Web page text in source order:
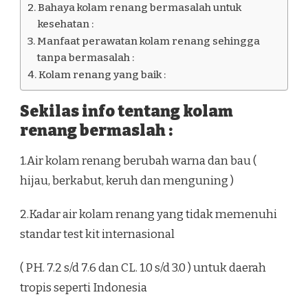
Bahaya kolam renang bermasalah untuk
kesehatan :
Manfaat perawatan kolam renang sehingga
tanpa bermasalah :
Kolam renang yang baik :
Sekilas info tentang kolam
renang bermaslah :
1.Air kolam renang berubah warna dan bau (
hijau, berkabut, keruh dan menguning )
2.Kadar air kolam renang yang tidak memenuhi
standar test kit internasional
( PH. 7.2 s/d 7.6 dan CL. 1.0 s/d 3.0 ) untuk daerah
tropis seperti Indonesia